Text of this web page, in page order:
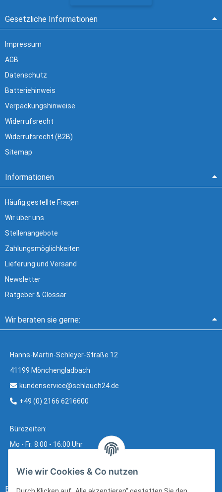
Gesetzliche Informationen
Impressum
AGB
Datenschutz
Batteriehinweis
Verpackungshinweise
Widerrufsrecht
Widerrufsrecht (B2B)
Sitemap
Informationen
Häufig gestellte Fragen
Wir über uns
Stellenangebote
Zahlungsmöglichkeiten
Lieferung und Versand
Newsletter
Ratgeber & Glossar
Wir beraten sie gerne:
Hanns-Martin-Schleyer-Straße 12
41199 Mönchengladbach
kundenservice@schlauch24.de
+49 (0) 2166 6216600
Bürozeiten:
Mo - Fr: 8:00 - 16:00 Uhr
Bezahlung:
Wie wir Cookies & Co nutzen